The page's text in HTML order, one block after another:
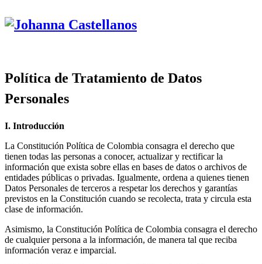
Política de Tratamiento de Datos
Personales
I. Introducción
La Constitución Política de Colombia consagra el derecho que
tienen todas las personas a conocer, actualizar y rectificar la
información que exista sobre ellas en bases de datos o archivos de
entidades públicas o privadas. Igualmente, ordena a quienes tienen
Datos Personales de terceros a respetar los derechos y garantías
previstos en la Constitución cuando se recolecta, trata y circula esta
clase de información.
Asimismo, la Constitución Política de Colombia consagra el derecho
de cualquier persona a la información, de manera tal que reciba
información veraz e imparcial.